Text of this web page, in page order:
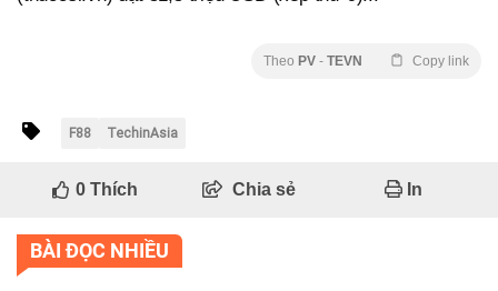
Theo PV - TEVN Copy link
F88 TechinAsia
0Thích Chia sẻ In
BÀI ĐỌC NHIỀU